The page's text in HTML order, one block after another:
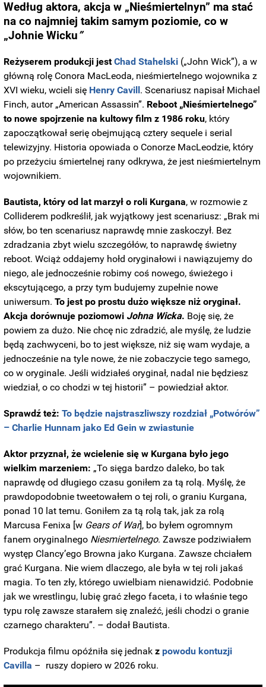
Według aktora, akcja w „Nieśmiertelnyn” ma stać
na co najmniej takim samym poziomie, co w
„Johnie Wicku”
Reżyserem produkcji jestChad Stahelski („John Wick”), a w
główną rolę Conora MacLeoda, nieśmiertelnego wojownika z
XVI wieku, wcieli się Henry Cavill . Scenariusz napisał Michael
Finch, autor „American Assassin”. Reboot „Nieśmiertelnego”
to nowe spojrzenie na kultowy film z 1986 roku, który
zapoczątkował serię obejmującą cztery sequele i serial
telewizyjny. Historia opowiada o Conorze MacLeodzie, który
po przeżyciu śmiertelnej rany odkrywa, że jest nieśmiertelnym
wojownikiem.
Bautista, który od lat marzył o roli Kurgana, w rozmowie z
Colliderem podkreślił, jak wyjątkowy jest scenariusz: „Brak mi
słów, bo ten scenariusz naprawdę mnie zaskoczył. Bez
zdradzania zbyt wielu szczegółów, to naprawdę świetny
reboot. Wciąż oddajemy hołd oryginałowi i nawiązujemy do
niego, ale jednocześnie robimy coś nowego, świeżego i
ekscytującego, a przy tym budujemy zupełnie nowe
uniwersum. To jest po prostu dużo większe niż oryginał.
Akcja dorównuje poziomowi Johna Wicka. Boję się, że
powiem za dużo. Nie chcę nic zdradzić, ale myślę, że ludzie
będą zachwyceni, bo to jest większe, niż się wam wydaje, a
jednocześnie na tyle nowe, że nie zobaczycie tego samego,
co w oryginale. Jeśli widziałeś oryginał, nadal nie będziesz
wiedział, o co chodzi w tej historii” – powiedział aktor.
Sprawdź też: To będzie najstraszliwszy rozdział „Potwórów”
– Charlie Hunnam jako Ed Gein w zwiastunie
Aktor przyznał, że wcielenie się w Kurgana było jego
wielkim marzeniem: „To sięga bardzo daleko, bo tak
naprawdę od długiego czasu goniłem za tą rolą. Myślę, że
prawdopodobnie tweetowałem o tej roli, o graniu Kurgana,
ponad 10 lat temu. Goniłem za tą rolą tak, jak za rolą
Marcusa Fenixa [w Gears of War], bo byłem ogromnym
fanem oryginalnego Niesmiertelnego. Zawsze podziwiałem
występ Clancy’ego Browna jako Kurgana. Zawsze chciałem
grać Kurgana. Nie wiem dlaczego, ale była w tej roli jakaś
magia. To ten zły, którego uwielbiam nienawidzić. Podobnie
jak we wrestlingu, lubię grać złego faceta, i to właśnie tego
typu rolę zawsze starałem się znaleźć, jeśli chodzi o granie
czarnego charakteru”. – dodał Bautista.
Produkcja filmu opóźniła się jednakzpowodu kontuzji
Cavilla – ruszy dopiero w 2026 roku.